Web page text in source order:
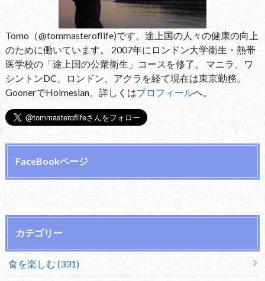
Tomo（@tommasteroflife)です。途上国の人々の健康の向上
のために働いています。 2007年にロンドン大学衛生・熱帯
医学校の「途上国の公衆衛生」コースを修了。 マニラ、ワ
シントンDC、ロンドン、アクラを経て現在は東京勤務。
GoonerでHolmesian。詳しくはプロフィールへ。
FaceBookページ
カテゴリー
食を楽しむ (331)